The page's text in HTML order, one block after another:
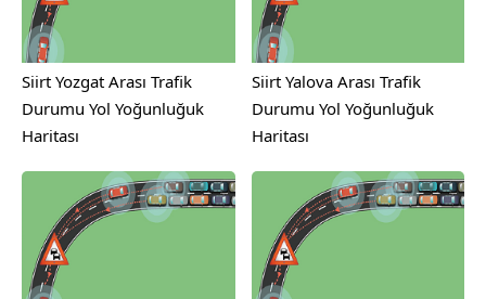
Siirt Yozgat Arası Trafik
Durumu Yol Yoğunluğuk
Haritası
Siirt Yalova Arası Trafik
Durumu Yol Yoğunluğuk
Haritası